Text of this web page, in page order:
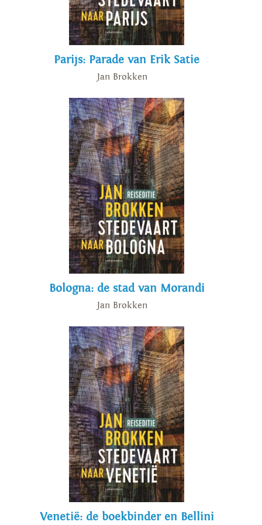
verscheen het boek 'De
kampschilders' .
Parijs: Parade van Erik Satie
Jan Brokken
Bologna: de stad van Morandi
Jan Brokken
Venetië: de boekbinder en Bellini